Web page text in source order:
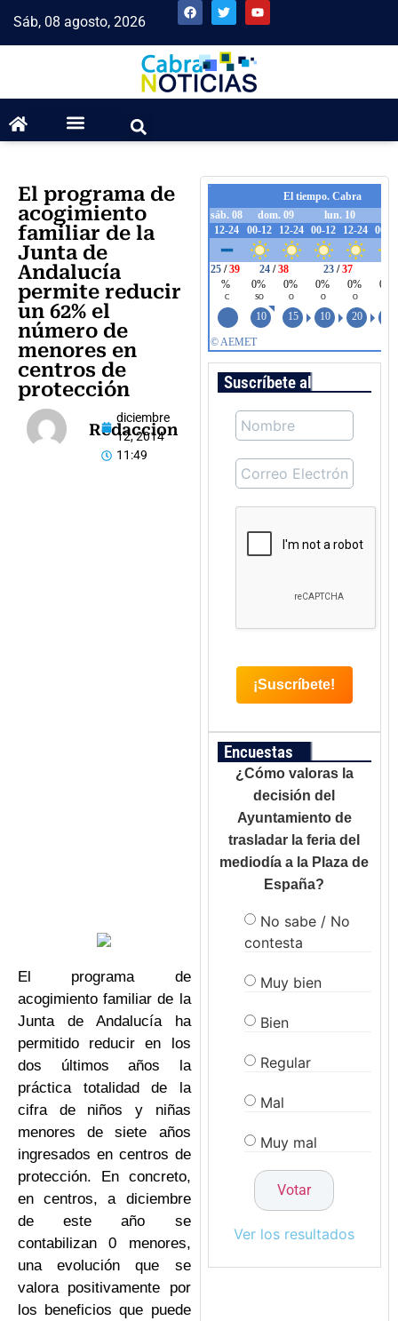
Sáb, 08 agosto, 2026
El programa de
acogimiento
familiar de la
Junta de
Andalucía
permite reducir
un 62% el
número de
menores en
centros de
protección
Redaccion
diciembre
12, 2014
11:49
El programa de
acogimiento familiar de la
Junta de Andalucía ha
permitido reducir en los
dos últimos años la
práctica totalidad de la
cifra de niños y niñas
menores de siete años
ingresados en centros de
protección. En concreto,
en centros, a diciembre
de este año se
contabilizan 0 menores,
una evolución que se
valora positivamente por
los beneficios que puede
Suscríbete al boletín
Encuestas
¿Cómo valoras la
decisión del
Ayuntamiento de
trasladar la feria del
mediodía a la Plaza de
España?
No sabe / No
contesta
Muy bien
Bien
Regular
Mal
Muy mal
Ver los resultados